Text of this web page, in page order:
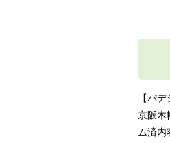
【パ
京阪
ム済